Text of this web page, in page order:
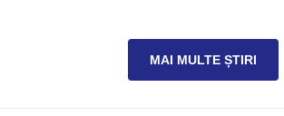
MAI MULTE ȘTIRI